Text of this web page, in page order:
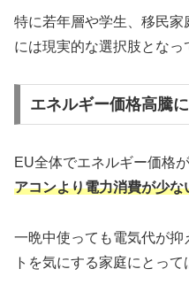
特に若年層や学生、移民家
には現実的な選択肢となっ
エネルギー価格高騰
EU全体でエネルギー価格
アコンより電力消費が少な
一晩中使っても電気代が
トを気にする家庭にとって